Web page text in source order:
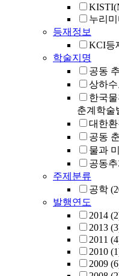
누리
등재정보
KCI등
학술지명
공동
상하수
한국
춘계학술
대한환
공동
물과
공동
주제분류
공학
발행연도
2014
2013
2011
2010
2009